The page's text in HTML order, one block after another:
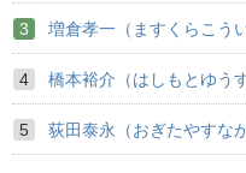
増倉孝一（ますくらこう
橋本裕介（はしもとゆう
荻田泰永（おぎたやすなが